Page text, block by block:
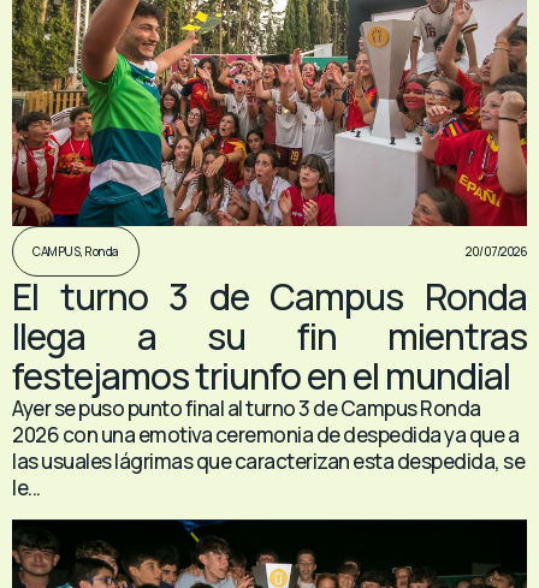
CAMPUS, Ronda 20/07/2026
El turno 3 de Campus Ronda
llega a su fin mientras
festejamos triunfo en el mundial
Ayer se puso punto final al turno 3 de Campus Ronda
2026 con una emotiva ceremonia de despedida ya que a
las usuales lágrimas que caracterizan esta despedida, se
le...